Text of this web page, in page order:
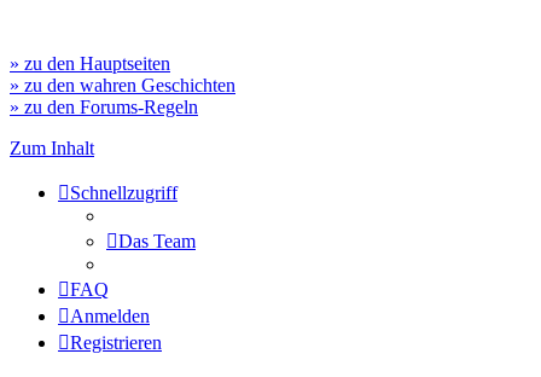
» zu den Hauptseiten
» zu den wahren Geschichten
» zu den Forums-Regeln
Zum Inhalt
Schnellzugriff
Das Team
FAQ
Anmelden
Registrieren